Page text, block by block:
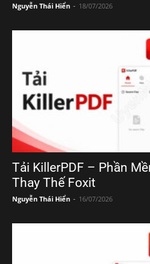
Nguyễn Thái Hiển - 18/07/2026
Tải KillerPDF – Phần
Thay Thế Foxit
Nguyễn Thái Hiển - 16/07/2026